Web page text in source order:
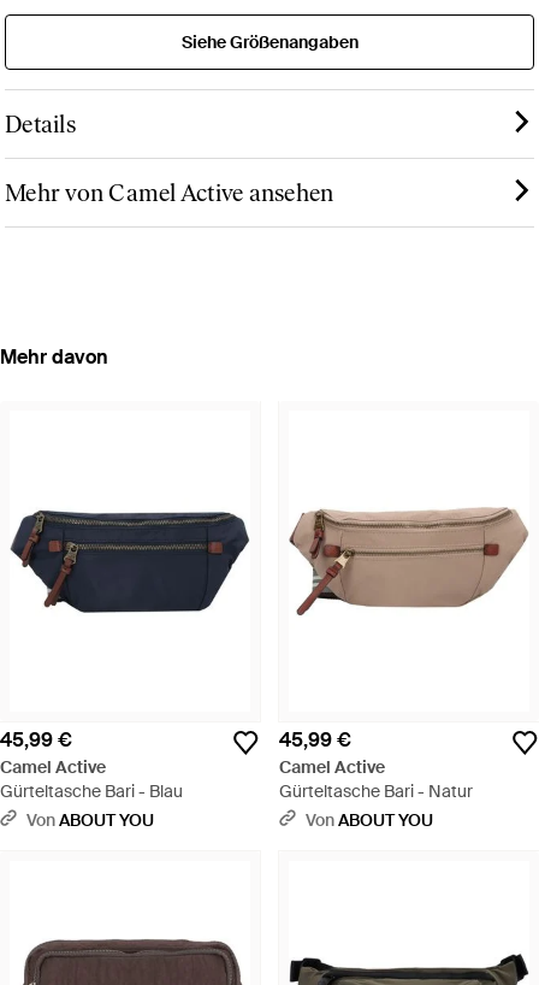
Siehe Größenangaben
Details
Mehr von Camel Active ansehen
Mehr davon
45,99 €
Camel Active
Gürteltasche Bari - Blau
VonABOUT YOU
45,99 €
Camel Active
Gürteltasche Bari - Natur
VonABOUT YOU